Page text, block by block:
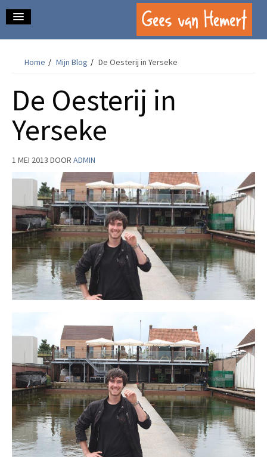
over mij.
schrijfwerk.
contact.
mijn blog.
Home / Mijn Blog / De Oesterij in Yerseke
De Oesterij in
Yerseke
1 MEI 2013 DOOR ADMIN